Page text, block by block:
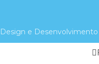
Design e